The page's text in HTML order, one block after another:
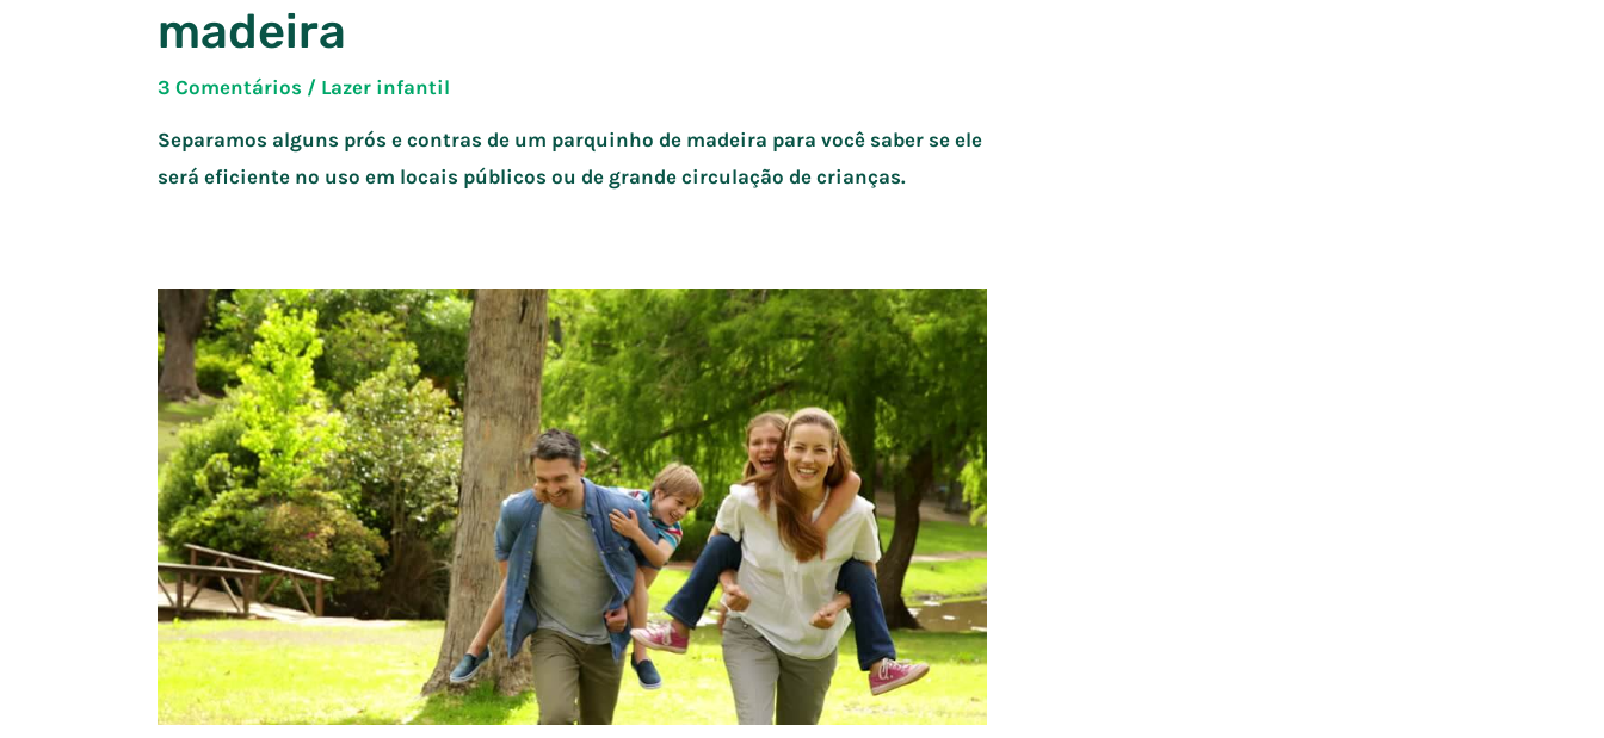
madeira
3 Comentários / Lazer infantil
Separamos alguns prós e contras de um parquinho de madeira para você saber se ele
será eficiente no uso em locais públicos ou de grande circulação de crianças.